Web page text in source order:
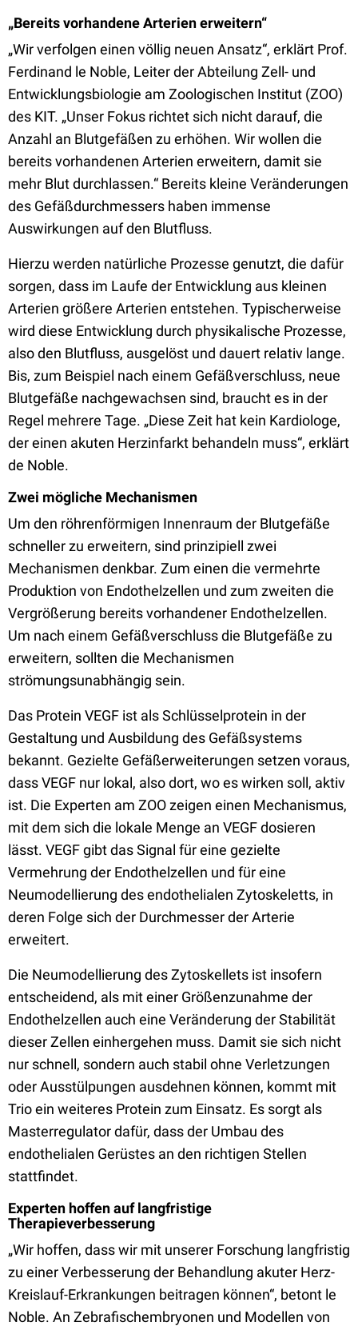
„Bereits vorhandene Arterien erweitern“
„Wir verfolgen einen völlig neuen Ansatz“, erklärt Prof.
Ferdinand le Noble, Leiter der Abteilung Zell- und
Entwicklungsbiologie am Zoologischen Institut (ZOO)
des KIT. „Unser Fokus richtet sich nicht darauf, die
Anzahl an Blutgefäßen zu erhöhen. Wir wollen die
bereits vorhandenen Arterien erweitern, damit sie
mehr Blut durchlassen.“ Bereits kleine Veränderungen
des Gefäßdurchmessers haben immense
Auswirkungen auf den Blutfluss.
Hierzu werden natürliche Prozesse genutzt, die dafür
sorgen, dass im Laufe der Entwicklung aus kleinen
Arterien größere Arterien entstehen. Typischerweise
wird diese Entwicklung durch physikalische Prozesse,
also den Blutfluss, ausgelöst und dauert relativ lange.
Bis, zum Beispiel nach einem Gefäßverschluss, neue
Blutgefäße nachgewachsen sind, braucht es in der
Regel mehrere Tage. „Diese Zeit hat kein Kardiologe,
der einen akuten Herzinfarkt behandeln muss“, erklärt
de Noble.
Zwei mögliche Mechanismen
Um den röhrenförmigen Innenraum der Blutgefäße
schneller zu erweitern, sind prinzipiell zwei
Mechanismen denkbar. Zum einen die vermehrte
Produktion von Endothelzellen und zum zweiten die
Vergrößerung bereits vorhandener Endothelzellen.
Um nach einem Gefäßverschluss die Blutgefäße zu
erweitern, sollten die Mechanismen
strömungsunabhängig sein.
Das Protein VEGF ist als Schlüsselprotein in der
Gestaltung und Ausbildung des Gefäßsystems
bekannt. Gezielte Gefäßerweiterungen setzen voraus,
dass VEGF nur lokal, also dort, wo es wirken soll, aktiv
ist. Die Experten am ZOO zeigen einen Mechanismus,
mit dem sich die lokale Menge an VEGF dosieren
lässt. VEGF gibt das Signal für eine gezielte
Vermehrung der Endothelzellen und für eine
Neumodellierung des endothelialen Zytoskeletts, in
deren Folge sich der Durchmesser der Arterie
erweitert.
Die Neumodellierung des Zytoskellets ist insofern
entscheidend, als mit einer Größenzunahme der
Endothelzellen auch eine Veränderung der Stabilität
dieser Zellen einhergehen muss. Damit sie sich nicht
nur schnell, sondern auch stabil ohne Verletzungen
oder Ausstülpungen ausdehnen können, kommt mit
Trio ein weiteres Protein zum Einsatz. Es sorgt als
Masterregulator dafür, dass der Umbau des
endothelialen Gerüstes an den richtigen Stellen
stattfindet.
Experten hoffen auf langfristige
Therapieverbesserung
„Wir hoffen, dass wir mit unserer Forschung langfristig
zu einer Verbesserung der Behandlung akuter Herz-
Kreislauf-Erkrankungen beitragen können“, betont le
Noble. An Zebrafischembryonen und Modellen von